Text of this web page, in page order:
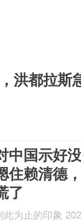
洪都拉斯
中国示好
住赖清德
了
此为止的印象